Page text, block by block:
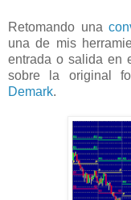
Retomando una
una de mis
entrada o salida en
sobre la original
Demark.